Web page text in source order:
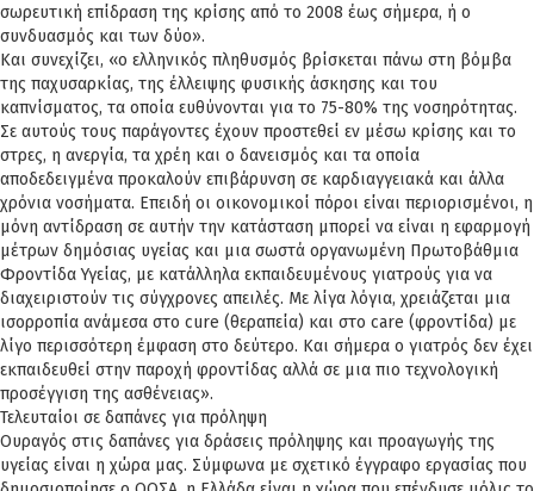
σωρευτική επίδραση της κρίσης από το 2008 έως σήμερα, ή ο
συνδυασμός και των δύο».
Και συνεχίζει, «ο ελληνικός πληθυσμός βρίσκεται πάνω στη βόμβα
της παχυσαρκίας, της έλλειψης φυσικής άσκησης και του
καπνίσματος, τα οποία ευθύνονται για το 75-80% της νοσηρότητας.
Σε αυτούς τους παράγοντες έχουν προστεθεί εν μέσω κρίσης και το
στρες, η ανεργία, τα χρέη και ο δανεισμός και τα οποία
αποδεδειγμένα προκαλούν επιβάρυνση σε καρδιαγγειακά και άλλα
χρόνια νοσήματα. Επειδή οι οικονομικοί πόροι είναι περιορισμένοι, η
μόνη αντίδραση σε αυτήν την κατάσταση μπορεί να είναι η εφαρμογή
μέτρων δημόσιας υγείας και μια σωστά οργανωμένη Πρωτοβάθμια
Φροντίδα Υγείας, με κατάλληλα εκπαιδευμένους γιατρούς για να
διαχειριστούν τις σύγχρονες απειλές. Με λίγα λόγια, χρειάζεται μια
ισορροπία ανάμεσα στο cure (θεραπεία) και στο care (φροντίδα) με
λίγο περισσότερη έμφαση στο δεύτερο. Και σήμερα ο γιατρός δεν έχει
εκπαιδευθεί στην παροχή φροντίδας αλλά σε μια πιο τεχνολογική
προσέγγιση της ασθένειας».
Τελευταίοι σε δαπάνες για πρόληψη
Ουραγός στις δαπάνες για δράσεις πρόληψης και προαγωγής της
υγείας είναι η χώρα μας. Σύμφωνα με σχετικό έγγραφο εργασίας που